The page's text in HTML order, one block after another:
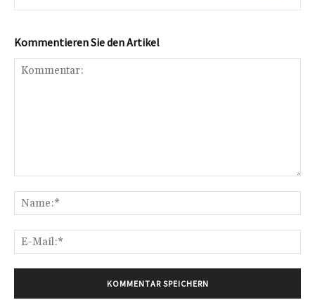
Kommentieren Sie den Artikel